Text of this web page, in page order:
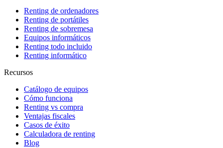
Renting de ordenadores
Renting de portátiles
Renting de sobremesa
Equipos informáticos
Renting todo incluido
Renting informático
Recursos
Catálogo de equipos
Cómo funciona
Renting vs compra
Ventajas fiscales
Casos de éxito
Calculadora de renting
Blog